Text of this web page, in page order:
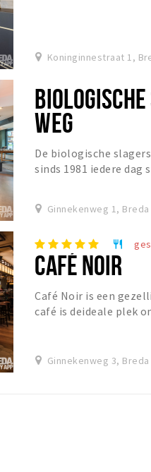
Koninginnestraat 1,
WEG
De biologische
sinds 1981 iedere
Ginnekenweg 1, Breda
restaurant
CAFÉ NOIR
Café Noir is een
café is deideale plek
Ginnekenweg 3, Breda